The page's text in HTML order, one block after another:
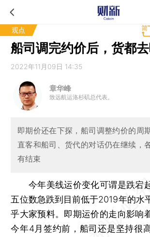
观点
船司调完约价后，货都
2022年11月09日 14:35
章华峰
致远航运洛杉矶总代表。
即期价还在下探，船司调整约价的周
直客和船司、货代的对话仍在继续，
有结束
今年美线运价变化可谓是跌宕
五位数急跌到目前低于2019年的水
乎大家预料。即期运价的走向影响
今年4月签约前，船司还是坚持很